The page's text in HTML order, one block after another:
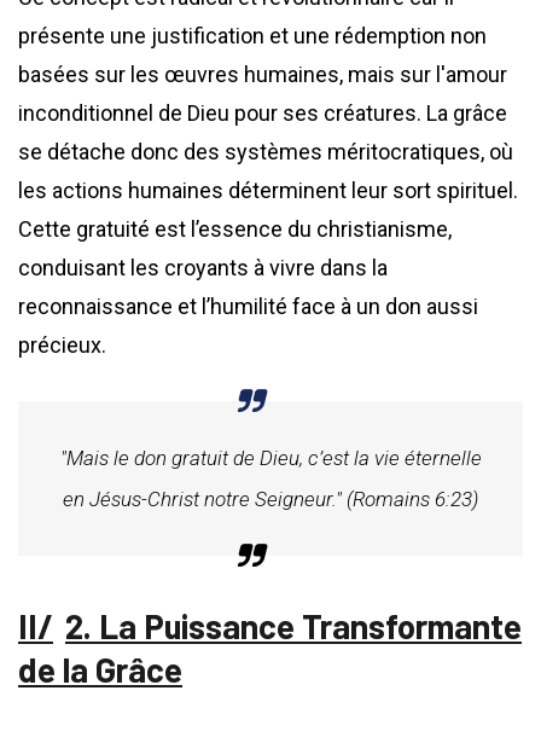
présente une justification et une rédemption non
basées sur les œuvres humaines, mais sur l'amour
inconditionnel de Dieu pour ses créatures. La grâce
se détache donc des systèmes méritocratiques, où
les actions humaines déterminent leur sort spirituel.
Cette gratuité est l’essence du christianisme,
conduisant les croyants à vivre dans la
reconnaissance et l’humilité face à un don aussi
précieux.
"Mais le don gratuit de Dieu, c’est la vie éternelle
en Jésus-Christ notre Seigneur." (Romains 6:23)
2. La Puissance Transformante
de la Grâce